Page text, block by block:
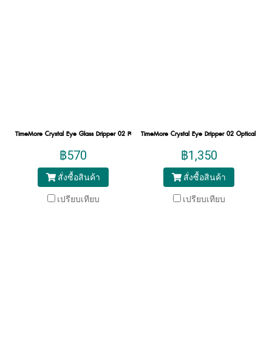
TimeMore Crystal Eye Glass Dripper 02 PC Holder White
฿570
สั่งซื้อสินค้า
เปรียบเทียบ
TimeMore Crystal Eye Dripper 02 Optical
฿1,350
สั่งซื้อสินค้า
เปรียบเทียบ